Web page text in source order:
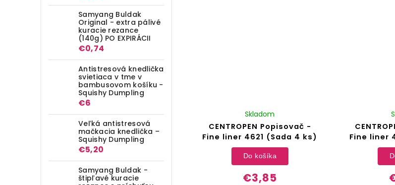
Samyang Buldak
Original - extra pálivé
kuracie rezance
(140g) PO EXPIRÁCII
€0,74
Antistresová knedlička
svietiaca v tme v
bambusovom košíku -
Squishy Dumpling
€6
Veľká antistresová
mačkacia knedlička –
Squishy Dumpling
€5,20
Samyang Buldak -
štipľavé kuracie
CENTROPEN Popisovač -
Fine liner 4621 (Sada 4 ks)
Skladom
€3,85
Do košíka
Fine liner